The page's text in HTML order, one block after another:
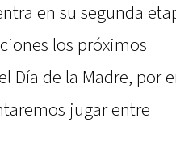
en su segunda
los próximos
Día de la Madre, por
jugar entre